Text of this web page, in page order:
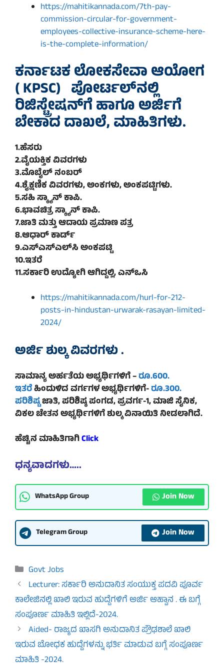
https://mahitikannada.com/7th-pay-
commission-circular-for-government-
employees-collective-insurance-scheme-here-
is-the-complete-information/
ಕರ್ನಾಟಕ ಲೋಕಸೇವಾ ಆಯೋಗ
( KPSC) ಪೋರ್ಟಲ್‌ನಲ್ಲಿ
ರಿಜಿಸ್ಟ್ರೇಷನ್‌ಗೆ ಹಾಗೂ ಅರ್ಜಿಗೆ
ಬೇಕಾದ ದಾಖಲೆ, ಮಾಹಿತಿಗಳು.
1.ಹೆಸರು
2.ವೈಯಕ್ತಿಕ ವಿವರಗಳು
3.ಮೊಬೈಲ್ ನಂಬರ್
4.ಶೈಕ್ಷಣಿಕ ವಿವರಗಳು, ಅಂಕಗಳು, ಅಂಕಪಟ್ಟಿಗಳು.
5.ಸಹಿ ಸ್ಕ್ಯಾನ್‌ ಕಾಪಿ.
6.ಭಾವಚಿತ್ರ ಸ್ಕ್ಯಾನ್‌ ಕಾಪಿ.
7.ಜಾತಿ ಮತ್ತು ಆದಾಯ ಪ್ರಮಾಣ ಪತ್ರ
8.ಆಧಾರ್ ಕಾರ್ಡ್
9.ಎಸ್‌ಎಸ್‌ಎಲ್‌ಸಿ ಅಂಕಪಟ್ಟಿ
10.ಇತರೆ
11.ಸರ್ಕಾರಿ ಉದ್ಯೋಗಿ ಆಗಿದ್ದಲ್ಲಿ, ಎನ್‌ಒಸಿ
https://mahitikannada.com/hurl-for-212-
posts-in-hindustan-urwarak-rasayan-limited-
2024/
ಅರ್ಜಿ ಶುಲ್ಕ ವಿವರಗಳು .
ಸಾಮಾನ್ಯ ಅರ್ಹತೆಯ ಅಭ್ಯರ್ಥಿಗಳಿಗೆ –ರೂ.600.
ಇತರೆಹಿಂದುಳಿದ ವರ್ಗಗಳ ಅಭ್ಯರ್ಥಿಗಳಿಗೆ-ರೂ.300.
ಪರಿಶಿಷ್ಟಜಾತಿ, ಪರಿಶಿಷ್ಠ ಪಂಗಡ, ಪ್ರವರ್ಗ-1, ಮಾಜಿ ಸೈನಿಕ,
ವಿಕಲ ಚೇತನ ಅಭ್ಯರ್ಥಿಗಳಿಗೆ ಶುಲ್ಕ ವಿನಾಯಿತಿ ನೀಡಲಾಗಿದೆ.
ಹೆಚ್ಚಿನ ಮಾಹಿತಿಗಾಗಿClick
ಧನ್ಯವಾದಗಳು…..
WhatsApp Group Join Now
Telegram Group Join Now
Categories
Govt Jobs
Lecturer: ಸರ್ಕಾರಿ ಅನುದಾನಿತ ಸಂಯುಕ್ತ ಪದವಿ ಪೂರ್ವ
ಕಾಲೇಜಿನಲ್ಲಿ ಖಾಲಿ ಇರುವ ಹುದ್ದೆಗಳಿಗೆ ಅರ್ಜಿ ಆಹ್ವಾನ . ಈ ಬಗ್ಗೆ
ಸಂಪೂರ್ಣ ಮಾಹಿತಿ ಇಲ್ಲಿದೆ-2024.
Aided- ರಾಜ್ಯದ ಖಾಸಗಿ ಅನುದಾನಿತ ಪ್ರೌಢಶಾಲೆ ಖಾಲಿ
ಇರುವ ಬೋಧಕ ಹುದ್ದೆಗಳನ್ನು ಭರ್ತಿ ಮಾಡುವ ಬಗ್ಗೆ ಸಂಪೂರ್ಣ
ಮಾಹಿತಿ -2024.